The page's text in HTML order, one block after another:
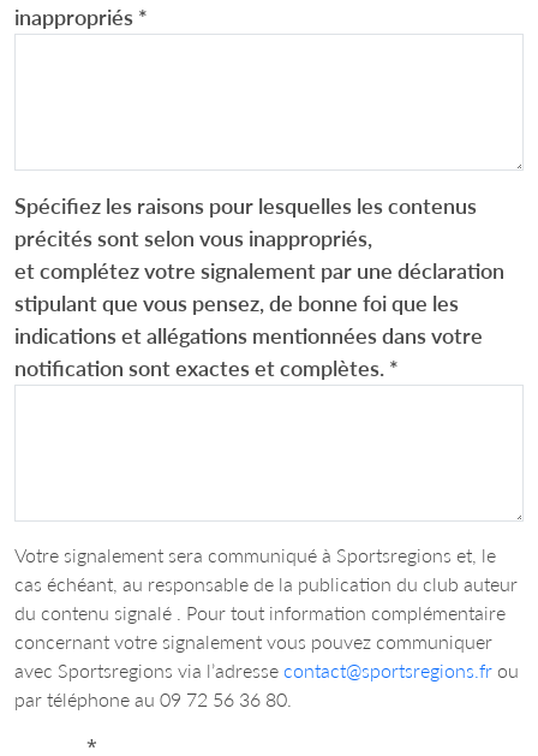
inappropriés *
Spécifiez les raisons pour lesquelles les contenus
précités sont selon vous inappropriés,
et complétez votre signalement par une déclaration
stipulant que vous pensez, de bonne foi que les
indications et allégations mentionnées dans votre
notification sont exactes et complètes. *
Votre signalement sera communiqué à Sportsregions et, le
cas échéant, au responsable de la publication du club auteur
du contenu signalé . Pour tout information complémentaire
concernant votre signalement vous pouvez communiquer
avec Sportsregions via l’adresse contact@sportsregions.fr ou
par téléphone au 09 72 56 36 80.
*